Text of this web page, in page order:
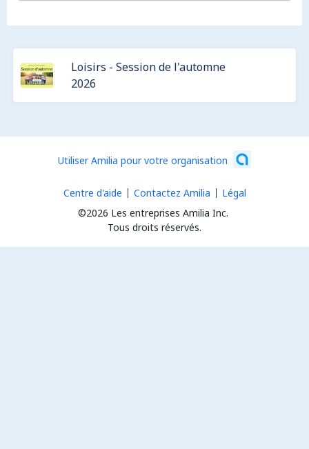
Loisirs - Session de l'automne
2026
Utiliser Amilia pour votre organisation
©2026 Les entreprises Amilia Inc.
Tous droits réservés.
Centre d'aide Contactez Amilia Légal